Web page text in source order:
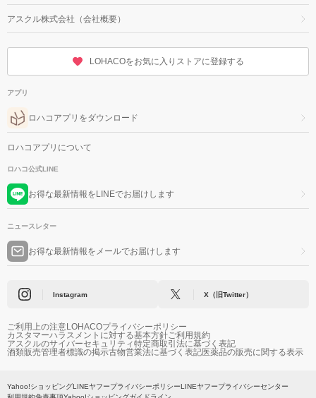
アスクル株式会社（会社概要）
LOHACOをお気に入りストアに登録する
アプリ
ロハコアプリをダウンロード
ロハコアプリについて
ロハコ公式LINE
お得な最新情報をLINEでお届けします
ニュースレター
お得な最新情報をメールでお届けします
Instagram X（旧Twitter）
ご利用上の注意LOHACOプライバシーポリシー
カスタマーハラスメントに対する基本方針ご利用規約
アスクルのサイバーセキュリティ特定商取引法に基づく表記
酒類販売管理者標識の掲示古物営業法に基づく表記医薬品の販売に関する表示
Yahoo!ショッピングLINEヤフープライバシーポリシーLINEヤフープライバシーセンター